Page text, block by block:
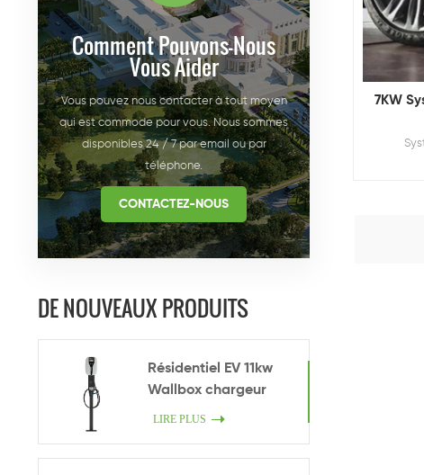
Comment Pouvons-Nous
Vous Aider
Vous pouvez nous contacter à tout moyen
qui est commode pour vous. Nous sommes
disponibles 24 / 7 par email ou par
téléphone.
CONTACTEZ-NOUS
DE NOUVEAUX PRODUITS
Résidentiel EV 11kw
Wallbox chargeur
LIRE PLUS
7KW